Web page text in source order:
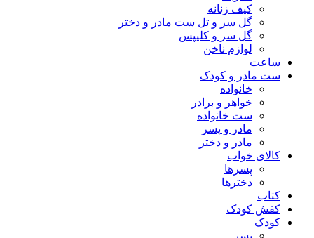
کیف زنانه
گل سر و تل ست مادر و دختر
گل سر و کلیپس
لوازم ناخن
ساعت
ست مادر و کودک
خانواده
خواهر و برادر
ست خانواده
مادر و پسر
مادر و دختر
کالای خواب
پسرها
دخترها
کتاب
کفش کودک
کودک
پسر